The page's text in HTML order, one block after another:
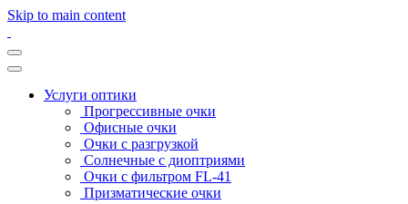
Skip to main content
Услуги оптики
Прогрессивные очки
Офисные очки
Очки с разгрузкой
Солнечные с диоптриями
Очки с фильтром FL-41
Призматические очки